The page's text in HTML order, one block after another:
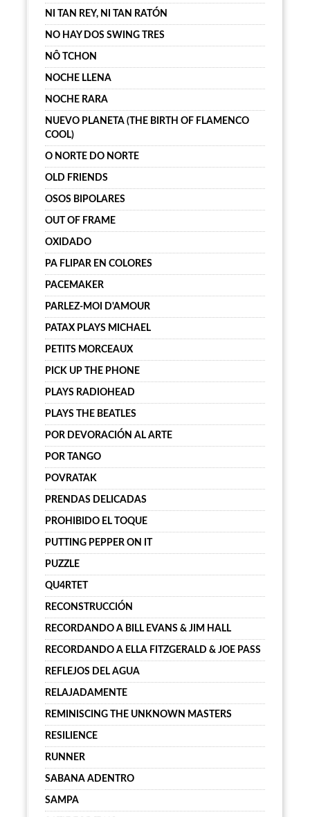
NI TAN REY, NI TAN RATÓN
NO HAY DOS SWING TRES
NÔ TCHON
NOCHE LLENA
NOCHE RARA
NUEVO PLANETA (THE BIRTH OF FLAMENCO
COOL)
O NORTE DO NORTE
OLD FRIENDS
OSOS BIPOLARES
OUT OF FRAME
OXIDADO
PA FLIPAR EN COLORES
PACEMAKER
PARLEZ-MOI D'AMOUR
PATAX PLAYS MICHAEL
PETITS MORCEAUX
PICK UP THE PHONE
PLAYS RADIOHEAD
PLAYS THE BEATLES
POR DEVORACIÓN AL ARTE
POR TANGO
POVRATAK
PRENDAS DELICADAS
PROHIBIDO EL TOQUE
PUTTING PEPPER ON IT
PUZZLE
QU4RTET
RECONSTRUCCIÓN
RECORDANDO A BILL EVANS & JIM HALL
RECORDANDO A ELLA FITZGERALD & JOE PASS
REFLEJOS DEL AGUA
RELAJADAMENTE
REMINISCING THE UNKNOWN MASTERS
RESILIENCE
RUNNER
SABANA ADENTRO
SAMPA